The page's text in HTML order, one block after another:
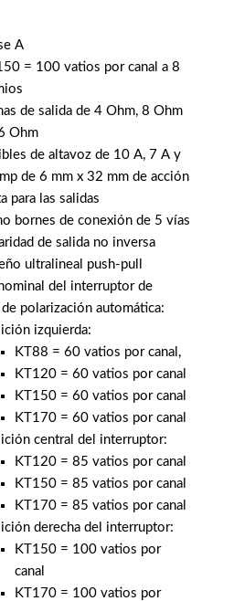
A
= 100 vatios por canal a 8
de salida de 4 Ohm, 8 Ohm
Ohm
de altavoz de 10 A, 7 A y
de 6 mm x 32 mm de acción
para las salidas
bornes de conexión de 5 vías
de salida no inversa
ultralineal push-pull
del interruptor de
polarización automática:
izquierda:
KT88 = 60 vatios por canal,
KT120 = 60 vatios por canal
KT150 = 60 vatios por canal
KT170 = 60 vatios por canal
central del interruptor:
KT120 = 85 vatios por canal
KT150 = 85 vatios por canal
KT170 = 85 vatios por canal
derecha del interruptor:
KT150 = 100 vatios por
canal
KT170 = 100 vatios por